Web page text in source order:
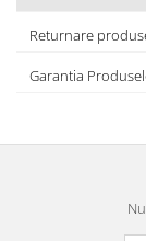
PROMOTII
PROMOTII Scule
PROMOTII
Scule si
Catarame curea
Returnare
Garantia